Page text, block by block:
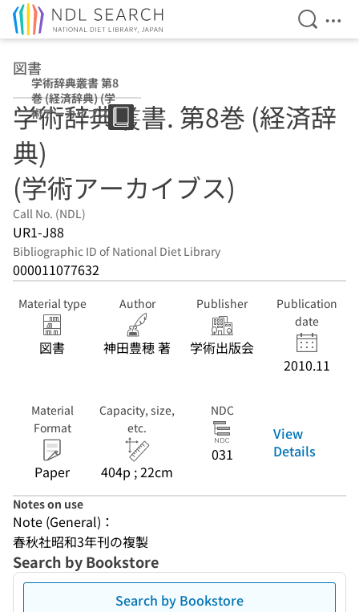
Open
図書
学術辞典叢書 第8
巻 (経済辞典) (学
術アーカイブス)
学術辞典叢書. 第8巻 (経済辞
典)
(学術アーカイブス)
Call No. (NDL)
UR1-J88
Bibliographic ID of National Diet Library
000011077632
Material type
図書
Author
神田豊穂 著
Publisher
学術出版会
Publication
date
2010.11
Material
Format
Paper
Capacity, size,
etc.
404p ; 22cm
NDC
031
View
Details
Notes on use
Note (General)：
春秋社昭和3年刊の複製
Search by Bookstore
Search by Bookstore